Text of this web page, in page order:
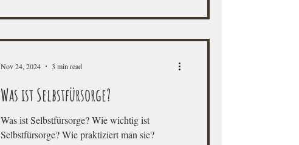
Was ist Selbstfürsorge?
Was ist Selbstfürsorge? Wie wichtig ist
Selbstfürsorge? Wie praktiziert man sie?
Nov 24, 2024 3 min read